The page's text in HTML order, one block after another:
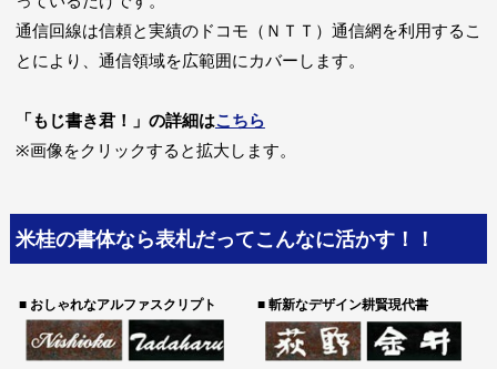
通信回線は信頼と実績のドコモ（ＮＴＴ）通信網を利用するこ
とにより、通信領域を広範囲にカバーします。
「もじ書き君！」の詳細はこちら
※画像をクリックすると拡大します。
米桂の書体なら表札だってこんなに活かす！！
■ おしゃれなアルファスクリプト ■ 斬新なデザイン耕賢現代書